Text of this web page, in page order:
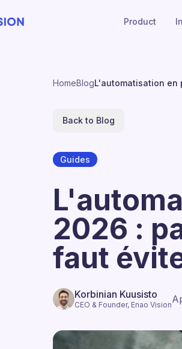
Product
HomeBlogL'automatisation en
Back to Blog
Guides
2026 :
faut
Korbinian Kuusisto
CEO & Founder, Enao Vision